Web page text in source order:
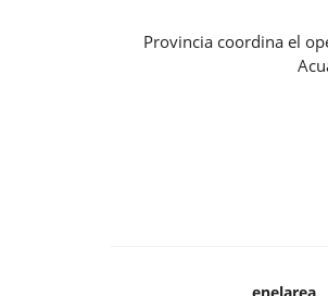
Provincia coordina el